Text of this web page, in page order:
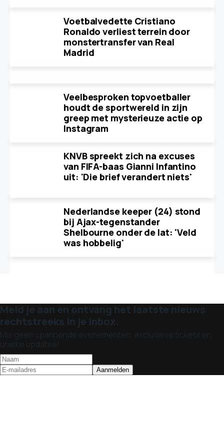
Voetbalvedette Cristiano
Ronaldo verliest terrein door
monstertransfer van Real
Madrid
Veelbesproken topvoetballer
houdt de sportwereld in zijn
greep met mysterieuze actie op
Instagram
KNVB spreekt zich na excuses
van FIFA-baas Gianni Infantino
uit: 'Die brief verandert niets'
Nederlandse keeper (24) stond
bij Ajax-tegenstander
Shelbourne onder de lat: 'Veld
was hobbelig'
Meld je aan en ontvang het laatste nieuws
rechtstreeks in je inbox.
Mis geen spannende evenementen, exclusieve tickets en
unieke updates!